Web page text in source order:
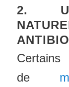
2.
Certains
de